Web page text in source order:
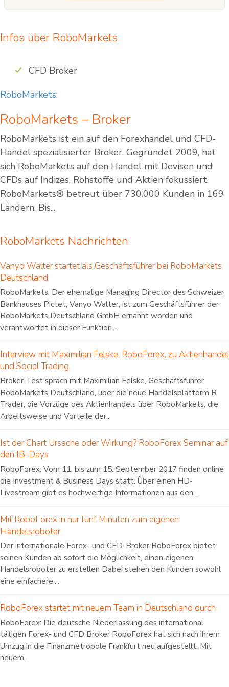
Infos über RoboMarkets
CFD Broker
RoboMarkets:
RoboMarkets – Broker
RoboMarkets ist ein auf den Forexhandel und CFD-
Handel spezialisierter Broker. Gegründet 2009, hat
sich RoboMarkets auf den Handel mit Devisen und
CFDs auf Indizes, Rohstoffe und Aktien fokussiert.
RoboMarkets® betreut über 730.000 Kunden in 169
Ländern. Bis...
RoboMarkets Nachrichten
Vanyo Walter startet als Geschäftsführer bei RoboMarkets
Deutschland
RoboMarkets: Der ehemalige Managing Director des Schweizer
Bankhauses Pictet, Vanyo Walter, ist zum Geschäftsführer der
RoboMarkets Deutschland GmbH ernannt worden und
verantwortet in dieser Funktion...
Interview mit Maximilian Felske, RoboForex, zu Aktienhandel
und Social Trading
Broker-Test sprach mit Maximilian Felske, Geschäftsführer
RoboMarkets Deutschland, über die neue Handelsplattorm R
Trader, die Vorzüge des Aktienhandels über RoboMarkets, die
Arbeitsweise und Vorteile der...
Ist der Chart Ursache oder Wirkung? RoboForex Seminar auf
den IB-Days
RoboForex: Vom 11. bis zum 15. September 2017 finden online
die Investment & Business Days statt. Über einen HD-
Livestream gibt es hochwertige Informationen aus den...
Mit RoboForex in nur fünf Minuten zum eigenen
Handelsroboter
Der internationale Forex- und CFD-Broker RoboForex bietet
seinen Kunden ab sofort die Möglichkeit, einen eigenen
Handelsroboter zu erstellen Dabei stehen den Kunden sowohl
eine einfachere,...
RoboForex startet mit neuem Team in Deutschland durch
RoboForex: Die deutsche Niederlassung des international
tätigen Forex- und CFD Broker RoboForex hat sich nach ihrem
Umzug in die Finanzmetropole Frankfurt neu aufgestellt. Mit
neuem...